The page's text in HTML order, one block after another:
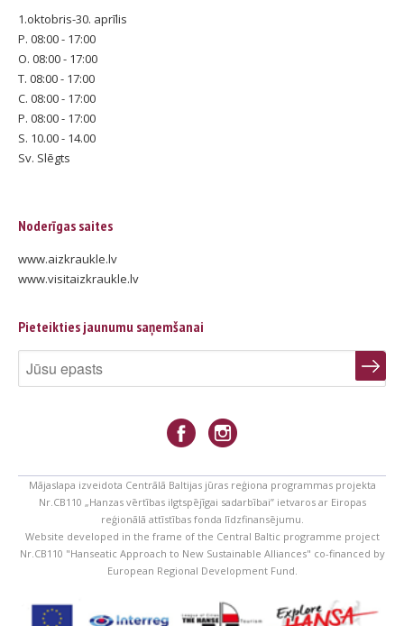
1.oktobris-30. aprīlis
P. 08:00 - 17:00
O. 08:00 - 17:00
T. 08:00 - 17:00
C. 08:00 - 17:00
P. 08:00 - 17:00
S. 10.00 - 14.00
Sv. Slēgts
Noderīgas saites
www.aizkraukle.lv
www.visitaizkraukle.lv
Pieteikties jaunumu saņemšanai
Mājaslapa izveidota Centrālā Baltijas jūras reģiona programmas projekta
Nr.CB110 „Hanzas vērtības ilgtspējīgai sadarbībai” ietvaros ar Eiropas
reģionālā attīstības fonda līdzfinansējumu.
Website developed in the frame of the Central Baltic programme project
Nr.CB110 "Hanseatic Approach to New Sustainable Alliances" co-financed by
European Regional Development Fund.